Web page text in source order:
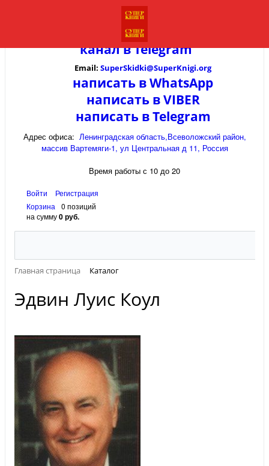
канал вTelegram
Email: SuperSkidki@SuperKnigi.org
написать в WhatsApp
написать в VIBER
написать в Telegram
Адрес офиса: Ленинградская область,Всеволожский район,
массив Вартемяги-1, ул Центральная д 11, Россия
Время работы с 10 до 20
Войти
Регистрация
Корзина
0 позиций
на сумму0 руб.
Главная страница Каталог
Эдвин Луис Коул